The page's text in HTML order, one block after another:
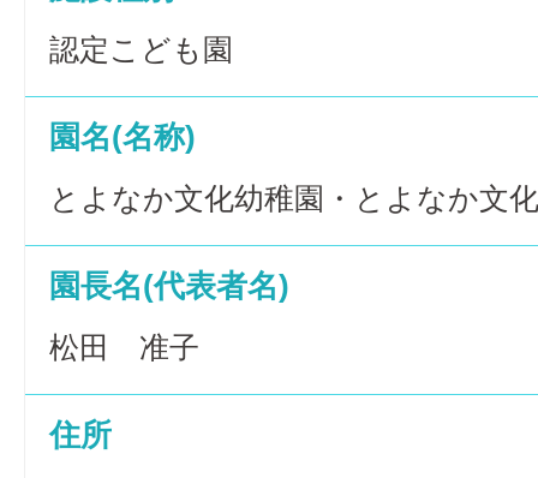
認定こども園
園名(名称)
とよなか文化幼稚園・とよなか文
園長名(代表者名)
松田 准子
住所